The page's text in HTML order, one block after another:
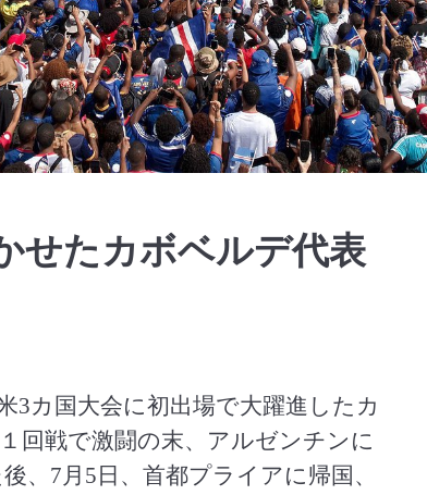
Video
たカボベルデ代表
3カ国大会に初出場で大躍進したカ
回戦で激闘の末、アルゼンチンに
、7月5日、首都プライアに帰国、